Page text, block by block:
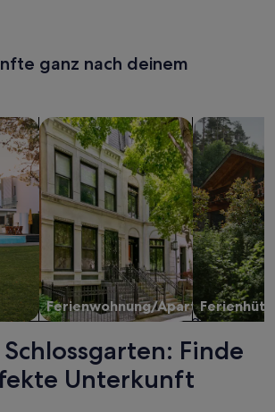
ganz nach deinem
Ferienwohnung/Apartment
Suche nach Ferienwohnungen oder
Suche nach
Finde
Unterkunft